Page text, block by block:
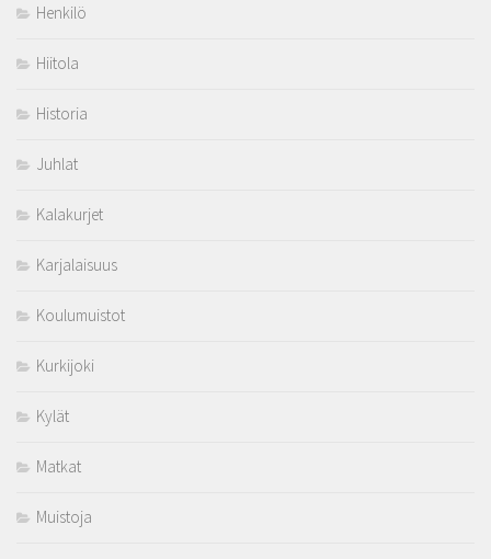
Henkilö
Hiitola
Historia
Juhlat
Kalakurjet
Karjalaisuus
Koulumuistot
Kurkijoki
Kylät
Matkat
Muistoja